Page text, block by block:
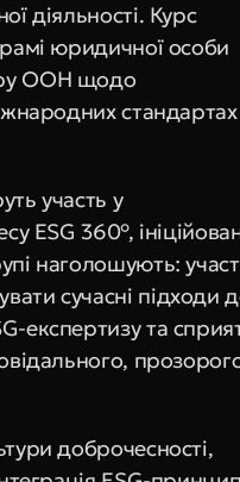
діяльності. Курс
юридичної особи
ООН щодо
участь у
ESG 360°,
наголошують:
сучасні підходи
експертизу та
доброчесності,